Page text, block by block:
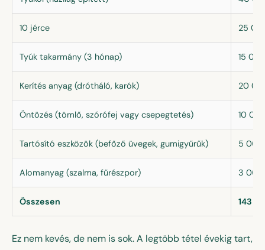
10 jérce 25
Tyúk takarmány (3 hónap) 15
Kerítés anyag (drótháló, karók) 20
Öntözés (tömlő, szórófej vagy csepegtetés) 10
Tartósító eszközök (befőző üvegek, gumigyűrűk) 5
Alomanyag (szalma, fűrészpor) 3
Összesen 143
Ez nem kevés, de nem is sok. A legtöbb tétel évekig tart,